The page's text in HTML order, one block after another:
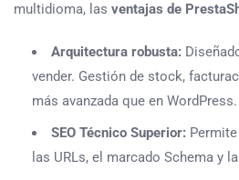
multidioma, las ventajas de
Arquitectura robusta:
vender. Gestión de stock,
más avanzada que en WordPress.
SEO Técnico Superior:
las URLs, el marcado Schema y